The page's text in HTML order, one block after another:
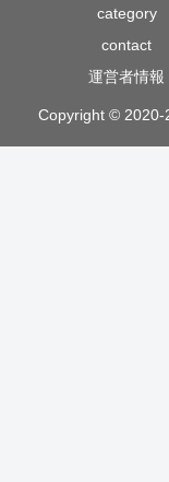
category
contact
運営者情報
Copyright © 2020-